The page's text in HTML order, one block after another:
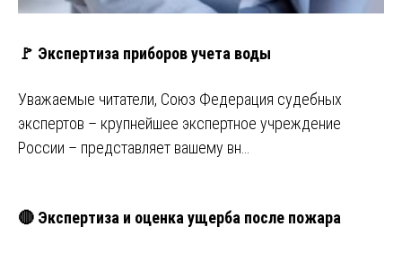
🚩 Экспертиза приборов учета воды
Уважаемые читатели, Союз Федерация судебных
экспертов – крупнейшее экспертное учреждение
России – представляет вашему вн…
🔴 Экспертиза и оценка ущерба после пожара